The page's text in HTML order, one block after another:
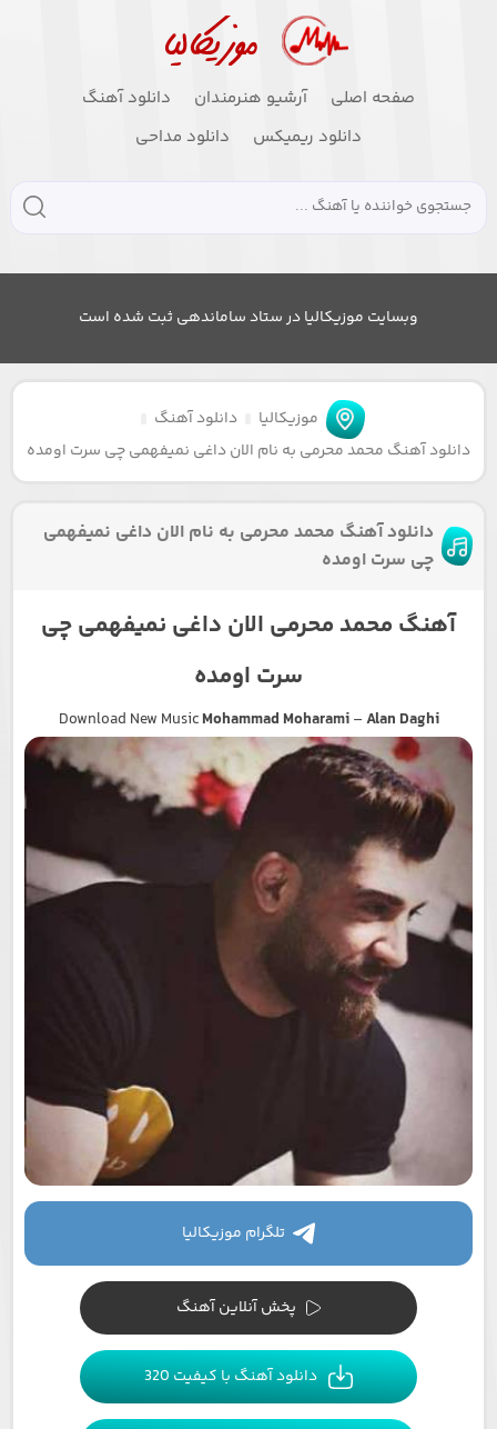
صفحه اصلی آرشیو هنرمندان
دانلود آهنگ
دانلود ریمیکس
دانلود مداحی
وبسایت موزیکالیا در ستاد ساماندهی ثبت شده است
موزیکالیا
دانلود آهنگ
دانلود آهنگ محمد محرمی به نام الان داغی نمیفهمی چی سرت اومده
دانلود آهنگ محمد محرمی به نام الان داغی نمیفهمی
چی سرت اومده
آهنگ محمد محرمی الان داغی نمیفهمی چی
سرت اومده
Download New MusicMohammad Moharami–Alan Daghi
تلگرام موزیکالیا
پخش آنلاین آهنگ
دانلود آهنگ با کیفیت 320